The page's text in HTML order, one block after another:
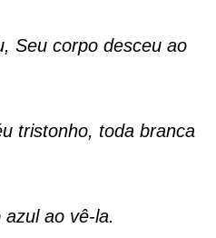
Seu corpo desceu ao
tristonho, toda branca
ao vê-la.